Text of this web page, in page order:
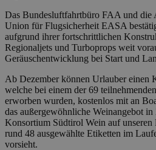
Das Bundesluftfahrtbüro FAA und die
Union für Flugsicherheit EASA
aufgrund ihrer fortschrittlichen
Regionaljets und Turboprops weit
Geräuschentwicklung bei Start und
Ab Dezember können Urlauber einen
welche bei einem der 69
erworben wurden, kostenlos mit an
das außergewöhnliche Weinangebot
Konsortium Südtirol Wein auf
rund 48 ausgewählte Etiketten im
vorsieht.
Name
PHPSESSID